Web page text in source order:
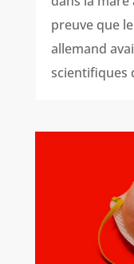
preuve que
allemand
scientifiques